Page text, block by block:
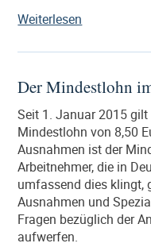
Weiterlesen
Arbeitsplatz
Der Mindestlohn
Seit 1. Januar 2015
Mindestlohn von 8,50
Ausnahmen ist der
Arbeitnehmer, die in
umfassend dies klingt,
Ausnahmen und
Fragen bezüglich der
aufwerfen.